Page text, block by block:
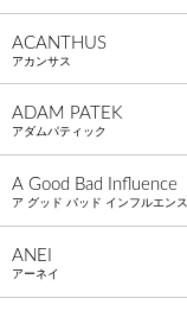
ACANTHUS
アカンサス
ADAM PATEK
アダムパティック
A Good Bad Influence
ア グッド バッド インフルエンス
ANEI
アーネイ